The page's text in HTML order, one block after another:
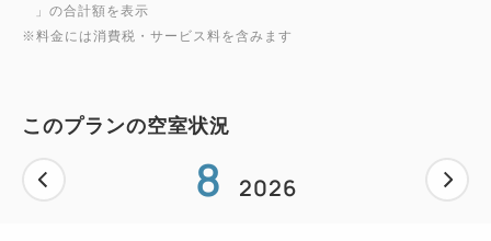
」の合計額を表示
※料金には消費税・サービス料を含みます
このプランの空室状況
8 2026